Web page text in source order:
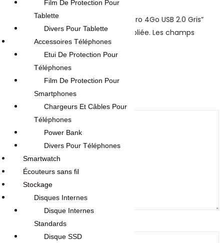
Be the first to review “Flash Disque Aero 4Go USB 2.0 Gris”
Votre adresse e-mail ne sera pas publiée. Les champs
obligatoires sont indiqués avec
Your rating
Film De Protection Pour
Tablette
Divers Pour Tablette
Accessoires Téléphones
Etui De Protection Pour
Téléphones
Film De Protection Pour
Smartphones
Chargeurs Et Câbles Pour
Téléphones
Power Bank
Divers Pour Téléphones
Smartwatch
Écouteurs sans fil
Stockage
Disques Internes
Disque Internes
Standards
Disque SSD